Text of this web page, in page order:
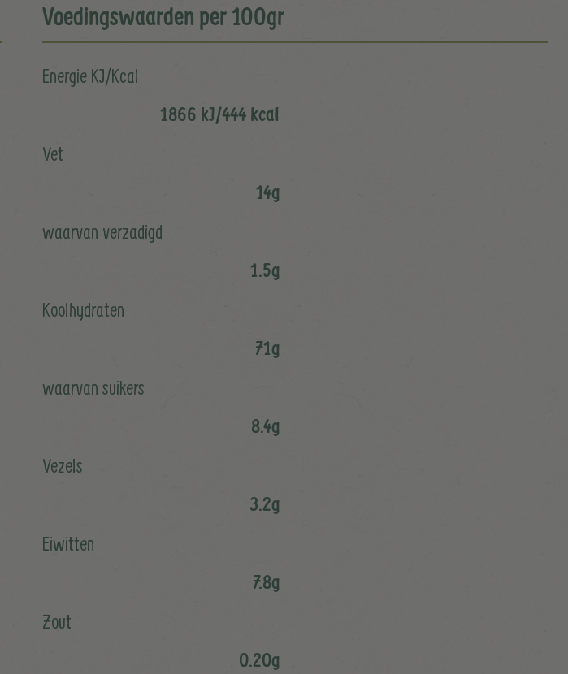
Voedingswaarden per 100gr
Energie KJ/Kcal
1866 kJ/444 kcal
Vet
14g
waarvan verzadigd
1.5g
Koolhydraten
71g
waarvan suikers
8.4g
Vezels
3.2g
Eiwitten
7.8g
Zout
0.20g